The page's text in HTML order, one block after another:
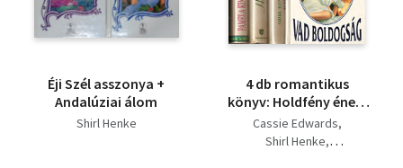
Éji Szél asszonya +
Andalúziai álom
Shirl Henke
4 db romantikus
könyv: Holdfény ének,
Éji szél asszonya, Vad
boldogság, Sólyom-
Cassie Edwards
Shirl Henke